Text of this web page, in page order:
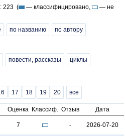
223 (
— классифицировано,
— не
по названию по автору
повести, рассказы циклы
17 18 19 20 все
Оценка Классиф. Отзыв
Дата
7 - 2026-07-20